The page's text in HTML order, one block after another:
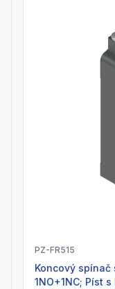
PZ-FR515
Koncový spínač s čepem a rolnou_PG 13,5; Plast;
1NO+1NC; Píst